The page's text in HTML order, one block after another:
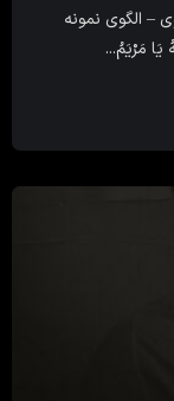
– الگوی نمونه
مَرْیَمُ...